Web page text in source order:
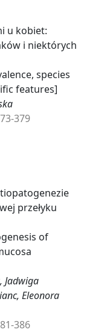
u kobiet:
i niektórych
species
features]
379
przełyku
of
Jadwiga
Eleonora
386